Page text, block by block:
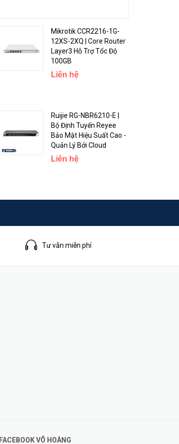
Mikrotik CCR2216-1G-
12XS-2XQ | Core Router
Layer3 Hỗ Trợ Tốc Độ
100GB
Liên hệ
Ruijie RG-NBR6210-E |
Bộ Định Tuyến Reyee
Bảo Mật Hiệu Suất Cao -
Quản Lý Bởi Cloud
Liên hệ
Tư vẫn miễn phí
FACEBOOK VÕ HOÀNG